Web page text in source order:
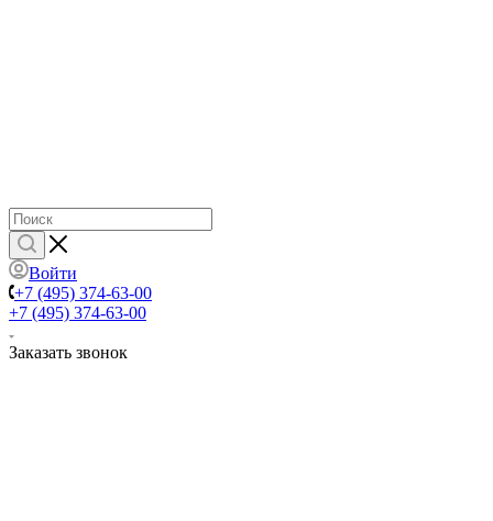
Войти
+7 (495) 374-63-00
+7 (495) 374-63-00
Заказать звонок